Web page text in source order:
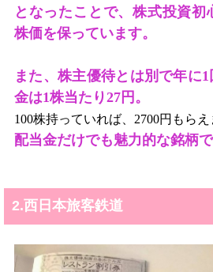
となったことで、株式投資初
株価を保っています。
また、株主優待とは別で年に1
金は1株当たり27円。
100株持っていれば、 2700円もらえ
配当金だけでも魅力的な銘柄で
2.西日本旅客鉄道